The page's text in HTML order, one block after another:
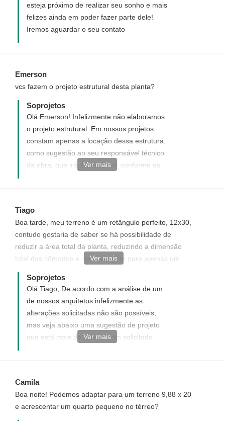
esteja próximo de realizar seu sonho e mais
felizes ainda em poder fazer parte dele!
Iremos aguardar o seu contato
Emerson
vcs fazem o projeto estrutural desta planta?
Soprojetos
Olá Emerson! Infelizmente não elaboramos
o projeto estrutural. Em nossos projetos
constam apenas a locação dessa estrutura,
como sugestão ao seu responsável técnico
da obra, que irá dimensionar conforme as
Ver mais
Tiago
Boa tarde, meu terreno é um retângulo perfeito, 12x30,
contudo gostaria de saber se há possibilidade de
reduzir a área total da planta, reduzindo a dimensão
total dos cômodos e com garagem para apenas um
automóvel. Ficando algo em torno de 160m2 ao total.
Ver mais
Soprojetos
Olá Tiago, De acordo com a análise de um
de nossos arquitetos infelizmente as
alterações solicitadas não são possíveis,
mas veja abaixo uma sugestão de projeto
que está mais de acordo com solicitado.
prazer ter você como um de nossos
https://www.soprojetos.com.br/projetos-de-
casas/planta-de-sobrado-com-varanda-
gourmet-e-3-quartos-139
Ver mais
Camila
Boa noite! Podemos adaptar para um terreno 9,88 x 20
e acrescentar um quarto pequeno no térreo?